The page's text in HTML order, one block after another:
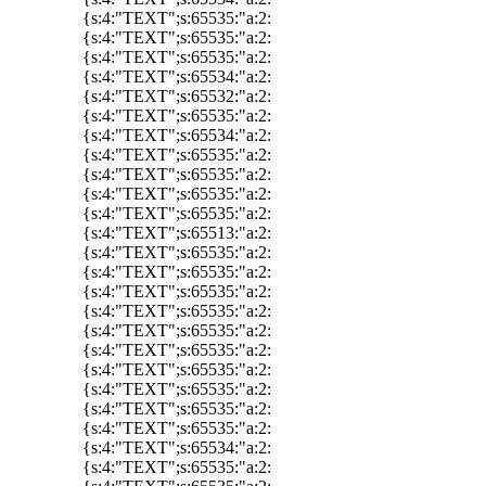
{s:4:"TEXT";s:65535:"a:2:
{s:4:"TEXT";s:65535:"a:2:
{s:4:"TEXT";s:65535:"a:2:
{s:4:"TEXT";s:65534:"a:2:
{s:4:"TEXT";s:65532:"a:2:
{s:4:"TEXT";s:65535:"a:2:
{s:4:"TEXT";s:65534:"a:2:
{s:4:"TEXT";s:65535:"a:2:
{s:4:"TEXT";s:65535:"a:2:
{s:4:"TEXT";s:65535:"a:2:
{s:4:"TEXT";s:65535:"a:2:
{s:4:"TEXT";s:65513:"a:2:
{s:4:"TEXT";s:65535:"a:2:
{s:4:"TEXT";s:65535:"a:2:
{s:4:"TEXT";s:65535:"a:2:
{s:4:"TEXT";s:65535:"a:2:
{s:4:"TEXT";s:65535:"a:2:
{s:4:"TEXT";s:65535:"a:2:
{s:4:"TEXT";s:65535:"a:2:
{s:4:"TEXT";s:65535:"a:2:
{s:4:"TEXT";s:65535:"a:2:
{s:4:"TEXT";s:65535:"a:2:
{s:4:"TEXT";s:65534:"a:2:
{s:4:"TEXT";s:65535:"a:2: